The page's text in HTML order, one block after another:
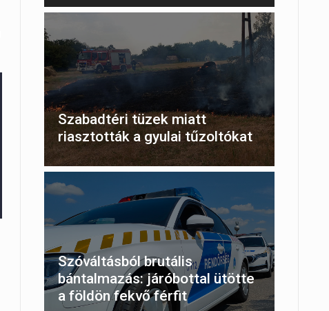
Szabadtéri tüzek miatt
riasztották a gyulai tűzoltókat
Szóváltásból brutális
bántalmazás: járóbottal ütötte
a földön fekvő férfit